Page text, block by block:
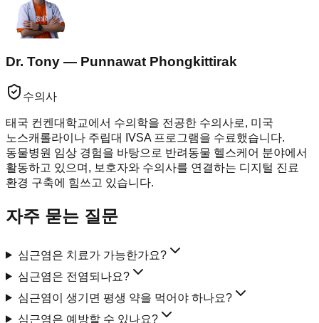
Dr. Tony — Punnawat Phongkittirak
수의사
태국 컨켄대학교에서 수의학을 전공한 수의사로, 미국
노스캐롤라이나 주립대 IVSA 프로그램을 수료했습니다.
동물병원 임상 경험을 바탕으로 반려동물 헬스케어 분야에서
활동하고 있으며, 보호자와 수의사를 연결하는 디지털 진료
환경 구축에 힘쓰고 있습니다.
자주 묻는 질문
심근염은 치료가 가능한가요?
심근염은 전염되나요?
심근염이 생기면 평생 약을 먹어야 하나요?
심근염은 예방할 수 있나요?